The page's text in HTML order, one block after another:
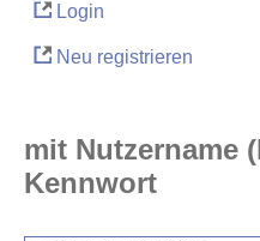
Login
Neu registrieren
mit Nutzername
Kennwort